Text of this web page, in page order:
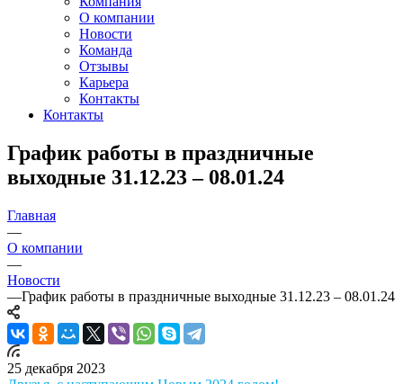
О компании
Новости
Команда
Отзывы
Карьера
Контакты
Контакты
График работы в праздничные
выходные 31.12.23 – 08.01.24
Главная
—
О компании
—
Новости
—График работы в праздничные выходные 31.12.23 – 08.01.24
25 декабря 2023